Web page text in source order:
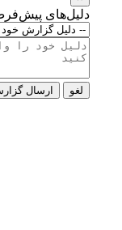
دلیل‌های پیش‌فرض:
ارسال گزارش